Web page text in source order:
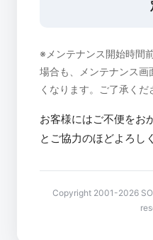
※メンテナンス開始時間
場合も、メンテナンス画
くなります。ご了承くだ
お客様にはご不便をお
とご協力のほどよろし
Copyright 2001-2026